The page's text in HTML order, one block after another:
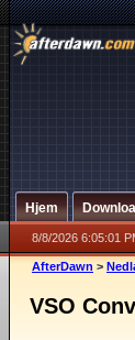
Hjem
8/8/2026 6:05:01
AfterDawn >
VSO